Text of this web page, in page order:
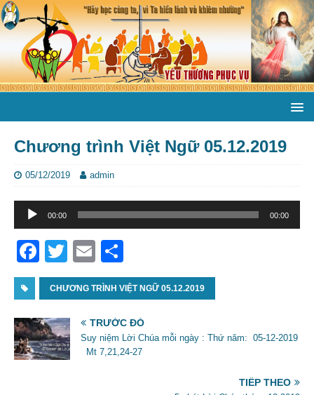
Chương trình Việt Ngữ 05.12.2019
05/12/2019 admin
Trình
phát
âm
thanh
00:00 00:00
F
a
c
e
b
o
T
w
itt
er
E
m
ai
l
h
ar
e
CHƯƠNG TRÌNH VIỆT NGỮ 05.12.2019
TRƯỚC ĐÓ
Suy niệm Lời Chúa mỗi ngày : Thứ năm: 05-12-2019
Mt 7,21,24-27
TIẾP THEO